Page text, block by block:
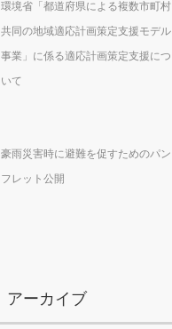
環境省「都道府県による複数市町村
共同の地域適応計画策定支援モデル
事業」に係る適応計画策定支援につ
いて
豪雨災害時に避難を促すためのパン
フレット公開
アーカイブ